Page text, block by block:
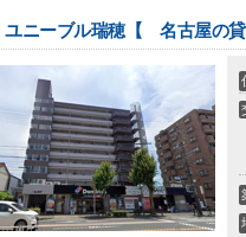
ユニーブル瑞穂【 名古屋の